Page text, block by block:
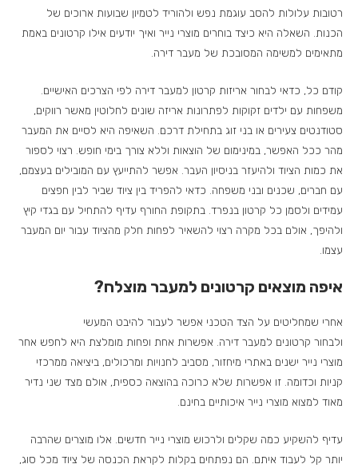
רטובות עלולות להסב עוגמת נפש ולהוריד לטמיון שבועות ארוכים של
הכנות. השאלה היא כיצד בוחרים מוצרי נייר ואיך יודעים אילו קרטונים באמת
מתאימים למשימה המסובכת של מעבר דירה.
קודם כל, כדאי לבחור אריזות קרטון למעבר דירה לפי הצרכים האישיים.
משפחות עם ילדים זקוקות לפתרונות אריזה שונים לחלוטין מאשר רווקים,
סטודנטים צעירים או בני זוג בתחילת דרכם. השאיפה היא לסיים את המעבר
מהר ככל האפשר, במינימום של הוצאות וללא צורך בימי חופש. רצוי לספור
את כמות הציוד ולהיעזר בניסיון העבר. אפשר להתייעץ עם המובילים בעצמם,
עם חברים, שכנים ובני משפחה. כדאי להפריד בין ציוד שביר לבין חפצים
עמידים ולסמן כל קרטון בנפרד. בתקופת החורף עדיף להתחיל עם בגדי קיץ
ולהיפך, אולם בכל מקרה רצוי להשאיר לפחות חלק מהציוד עבור יום המעבר
עצמו.
איפה מוצאים קרטונים למעבר מוצלח?
אחרי שמחליטים על הצד הטכני אפשר לעבור להיבט המעשי
ולבחור קרטונים למעבר דירה. אפשרות אחת ופחות מומלצת היא לחפש אחר
מוצרי נייר ישנים באתרי מיחזור, מסביב לחנויות ומרכולים, ביציאה ממרכזי
קניות וכדומה. זו אפשרות שלא כרוכה בהוצאה כספית, אולם מצד שני נדיר
מאוד למצוא מוצרי נייר איכותיים בחינם.
עדיף להשקיע כמה שקלים ולרכוש מוצרי נייר חדשים. אלו מוצרים שהרבה
יותר קל לעבוד איתם. הם נפתחים בקלות לקראת הכנסה של ציוד מכל סוג,